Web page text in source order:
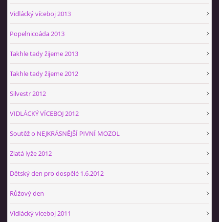
Vidlácký víceboj 2013
Popelnicoáda 2013
Takhle tady žijeme 2013
Takhle tady žijeme 2012
Silvestr 2012
VIDLÁCKÝ VÍCEBOJ 2012
Soutěž o NEJKRÁSNĚJŠÍ PIVNÍ MOZOL
Zlatá lyže 2012
Dětský den pro dospělé 1.6.2012
Růžový den
Vidlácký víceboj 2011